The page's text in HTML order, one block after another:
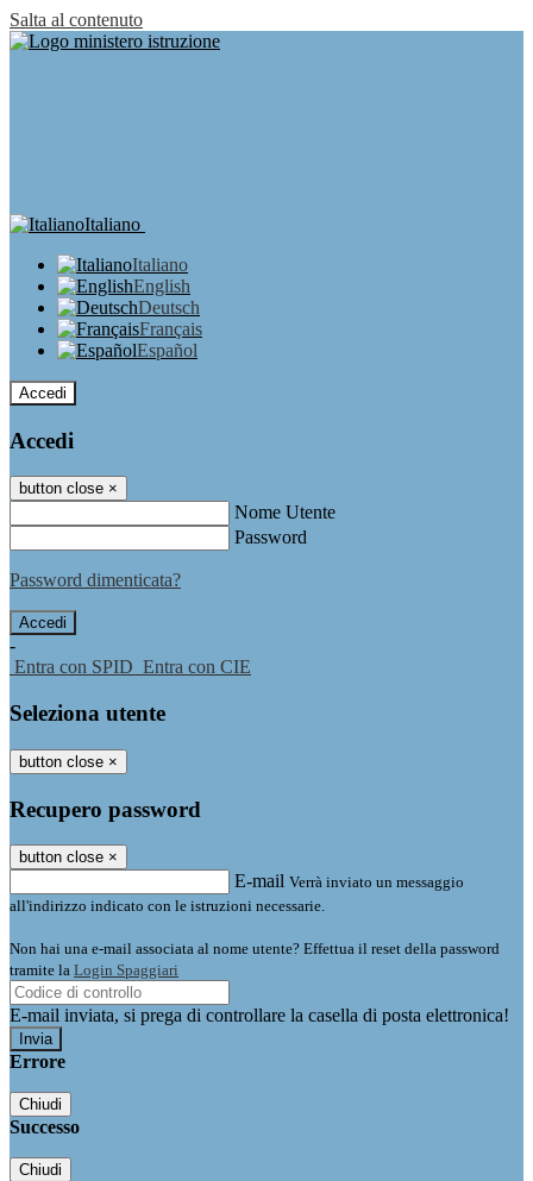
Salta al contenuto
Italiano
Italiano
English
Deutsch
Français
Español
Accedi
Accedi
button close ×
Nome Utente
Password
Password dimenticata?
-
Entra con SPID Entra con CIE
Seleziona utente
button close ×
Recupero password
button close ×
E-mail Verrà inviato un messaggio
all'indirizzo indicato con le istruzioni necessarie.
Non hai una e-mail associata al nome utente? Effettua il reset della password
tramite la Login Spaggiari
E-mail inviata, si prega di controllare la casella di posta elettronica!
Errore
Chiudi
Successo
Chiudi